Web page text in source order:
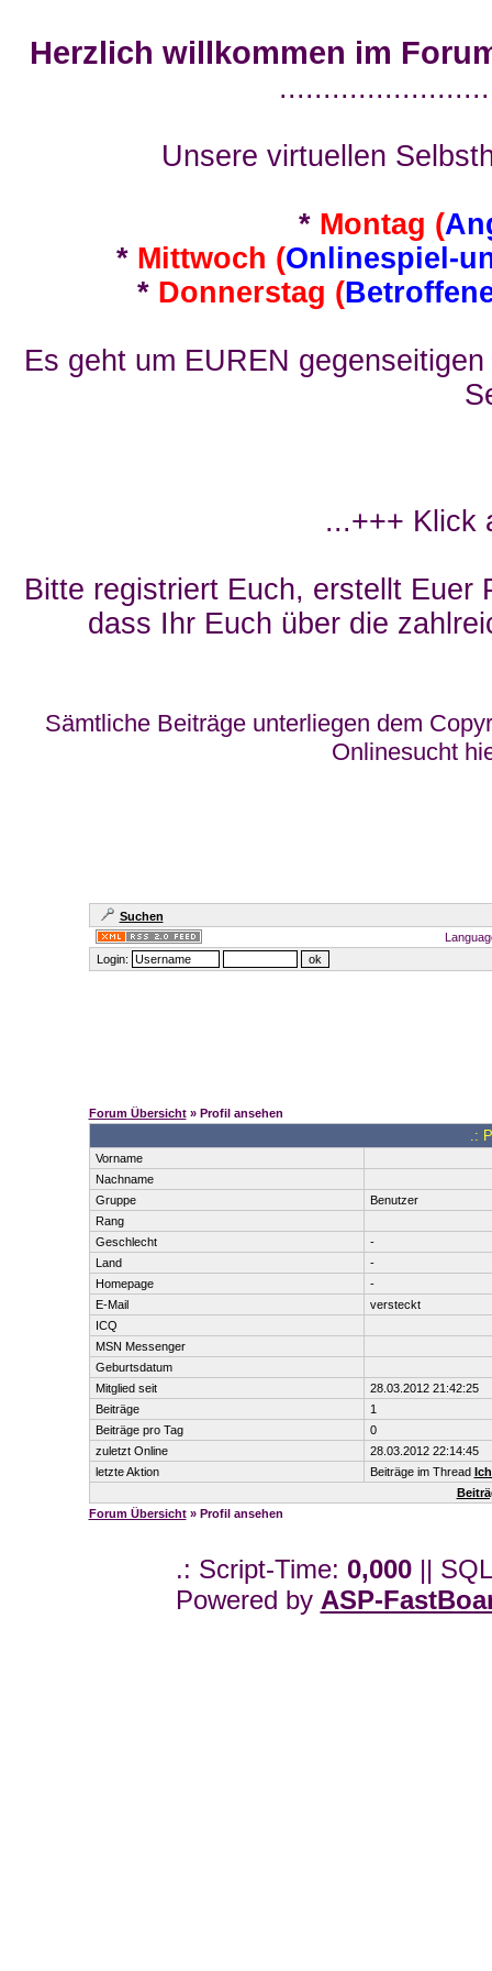
Herzlich willkommen im
Unsere virtuellen
* Montag (
* Mittwoch (Onlinespiel-
* Donnerstag (
Es geht um EUREN
...+++ Klick
Bitte registriert Euch, erstellt Euer
dass Ihr Euch über die
Sämtliche Beiträge unterliegen dem
Onlinesucht
Suchen
Login:
Forum Übersicht» Profil ansehen
.:
Vorname
Nachname
Gruppe
Benutzer
Rang
Geschlecht
-
Land
-
Homepage
-
E-Mail
versteckt
ICQ
MSN Messenger
Geburtsdatum
Mitglied seit
28.03.2012 21:42:25
Beiträge
1
Beiträge pro Tag
0
zuletzt Online
28.03.2012 22:14:45
letzte Aktion
Beiträge im Thread
Forum Übersicht» Profil ansehen
.: Script-Time: 0,000||
Powered by ASP-